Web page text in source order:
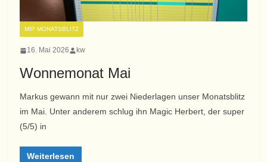
MIP MONATSBLITZ
16. Mai 2026 kw
Wonnemonat Mai
Markus gewann mit nur zwei Niederlagen unser Monatsblitz
im Mai. Unter anderem schlug ihn Magic Herbert, der super
(5/5) in
Weiterlesen